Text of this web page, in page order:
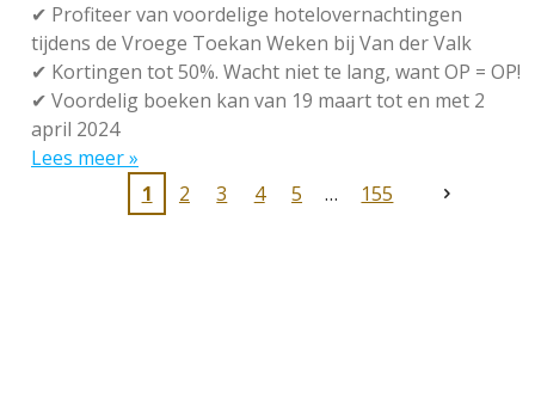
✔ Profiteer van voordelige hotelovernachtingen
tijdens de Vroege Toekan Weken bij Van der Valk
✔ Kortingen tot 50%. Wacht niet te lang, want OP = OP!
✔ Voordelig boeken kan van 19 maart tot en met 2
april 2024
Lees meer »
1
2 3 4 5 155